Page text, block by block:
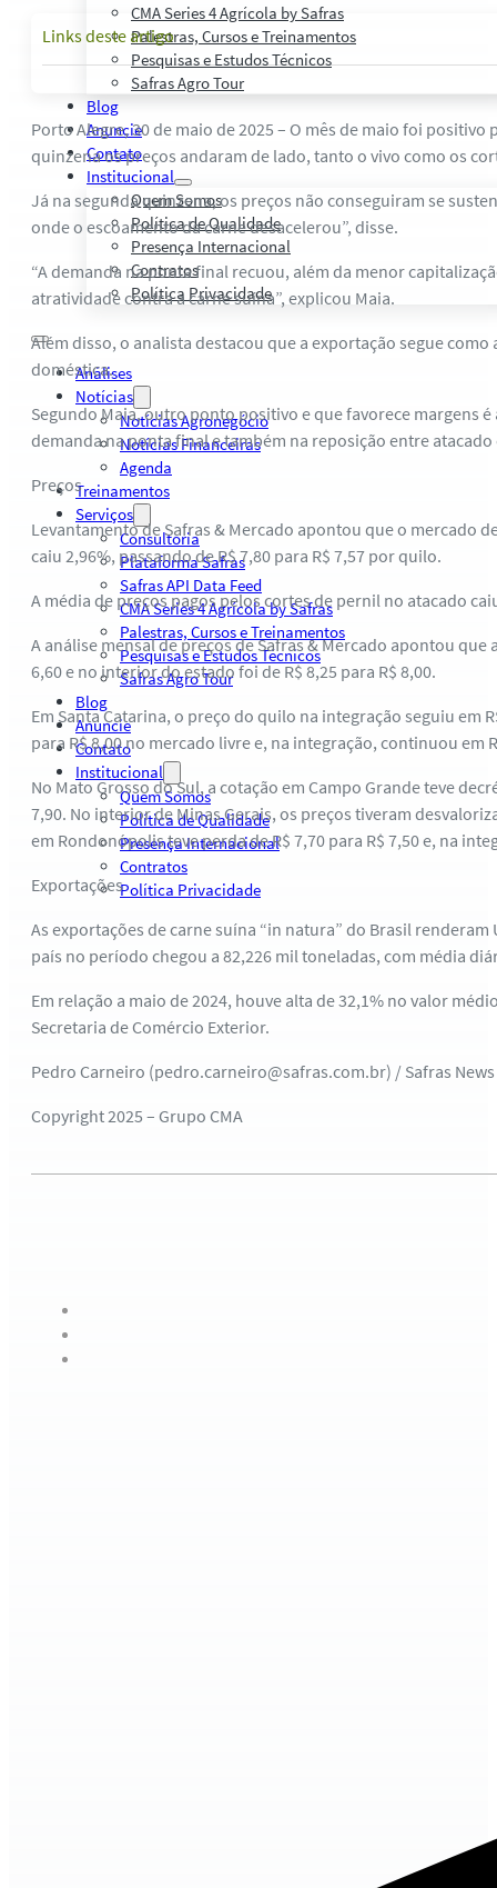
CMA Series 4 Agrícola by Safras
Palestras, Cursos e Treinamentos
Pesquisas e Estudos Técnicos
Safras Agro Tour
Blog
Anuncie
Contato
Institucional
Quem Somos
Política de Qualidade
Presença Internacional
Contratos
Política Privacidade
Análises
Notícias
Notícias Agronegócio
Notícias Financeiras
Agenda
Treinamentos
Serviços
Consultoria
Plataforma Safras
Safras API Data Feed
CMA Series 4 Agrícola by Safras
Palestras, Cursos e Treinamentos
Pesquisas e Estudos Técnicos
Safras Agro Tour
Blog
Anuncie
Contato
Institucional
Quem Somos
Política de Qualidade
Presença Internacional
Contratos
Política Privacidade
Links deste artigo
Porto Alegre, 30 de maio de 2025 – O mês de maio foi
quinzena os preços andaram de lado, tanto o vivo como os
Já na segunda quinzena, os preços não conseguiram se
onde o escoamento da carne desacelerou”, disse.
“A demanda na ponta final recuou, além da menor
atratividade contra a carne suína”, explicou Maia.
Além disso, o analista destacou que a exportação segue
doméstica.
Segundo Maia, outro ponto positivo e que favorece margens
demanda na ponta final e também na reposição entre
Preços
Levantamento de Safras & Mercado apontou que o mercado
caiu 2,96%, passando de R$ 7,80 para R$ 7,57 por quilo.
A média de preços pagos pelos cortes de pernil no atacado
A análise mensal de preços de Safras & Mercado apontou que
6,60 e no interior do estado foi de R$ 8,25 para R$ 8,00.
Em Santa Catarina, o preço do quilo na integração seguiu em
para R$ 8,00 no mercado livre e, na integração, continuou em
No Mato Grosso do Sul, a cotação em Campo Grande teve
7,90. No interior de Minas Gerais, os preços tiveram
em Rondonópolis teve perda de R$ 7,70 para R$ 7,50 e, na
Exportações
As exportações de carne suína “in natura” do Brasil
país no período chegou a 82,226 mil toneladas, com média
Em relação a maio de 2024, houve alta de 32,1% no valor
Secretaria de Comércio Exterior.
Pedro Carneiro (pedro.carneiro@safras.com.br) / Safras News
Copyright 2025 – Grupo CMA